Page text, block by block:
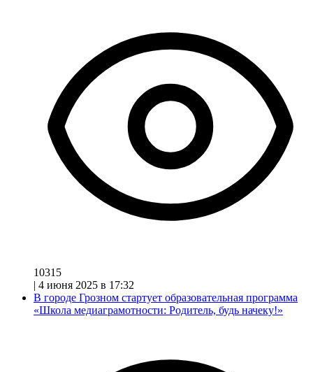
10315
4 июня 2025 в 17:32
В городе Грозном стартует образовательная программа
«Школа медиаграмотности: Родитель, будь начеку!»